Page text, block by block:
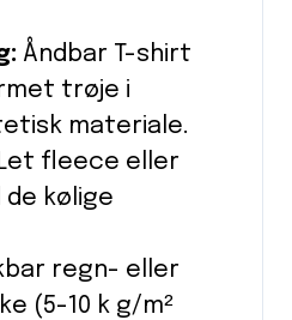
Åndbar T-shirt
trøje i
materiale.
Let fleece eller
kølige
regn- eller
(5-10 k g/m²